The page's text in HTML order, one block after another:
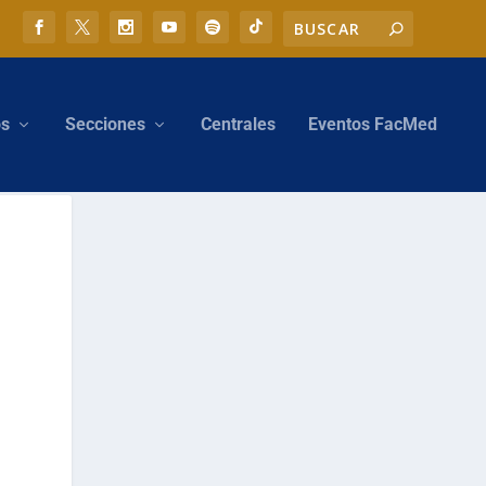
Secciones Centrales Eventos FacMed